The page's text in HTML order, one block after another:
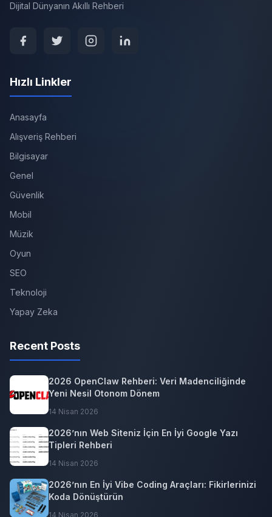
Dijital Dünyanın Akıllı Rehberi
Hızlı Linkler
Anasayfa
Alışveriş Rehberi
Bilgisayar
Genel
Güvenlik
Mobil
Müzik
Oyun
SEO
Teknoloji
Yapay Zeka
Recent Posts
2026 OpenClaw Rehberi: Veri Madenciliğinde
Yeni Nesil Otonom Dönem
14 Nisan 2026
2026’nın Web Siteniz İçin En İyi Google Yazı
Tipleri Rehberi
14 Nisan 2026
2026’nın En İyi Vibe Coding Araçları: Fikirlerinizi
Koda Dönüştürün
14 Nisan 2026